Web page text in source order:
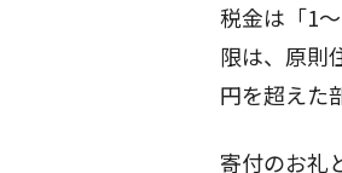
税金は「1
限は、原則
円を超えた
寄付のお礼